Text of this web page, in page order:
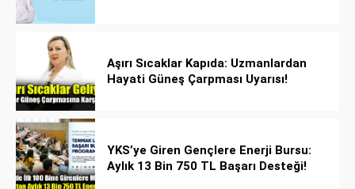
Aşırı Sıcaklar Kapıda: Uzmanlardan
Hayati Güneş Çarpması Uyarısı!
YKS’ye Giren Gençlere Enerji Bursu:
Aylık 13 Bin 750 TL Başarı Desteği!